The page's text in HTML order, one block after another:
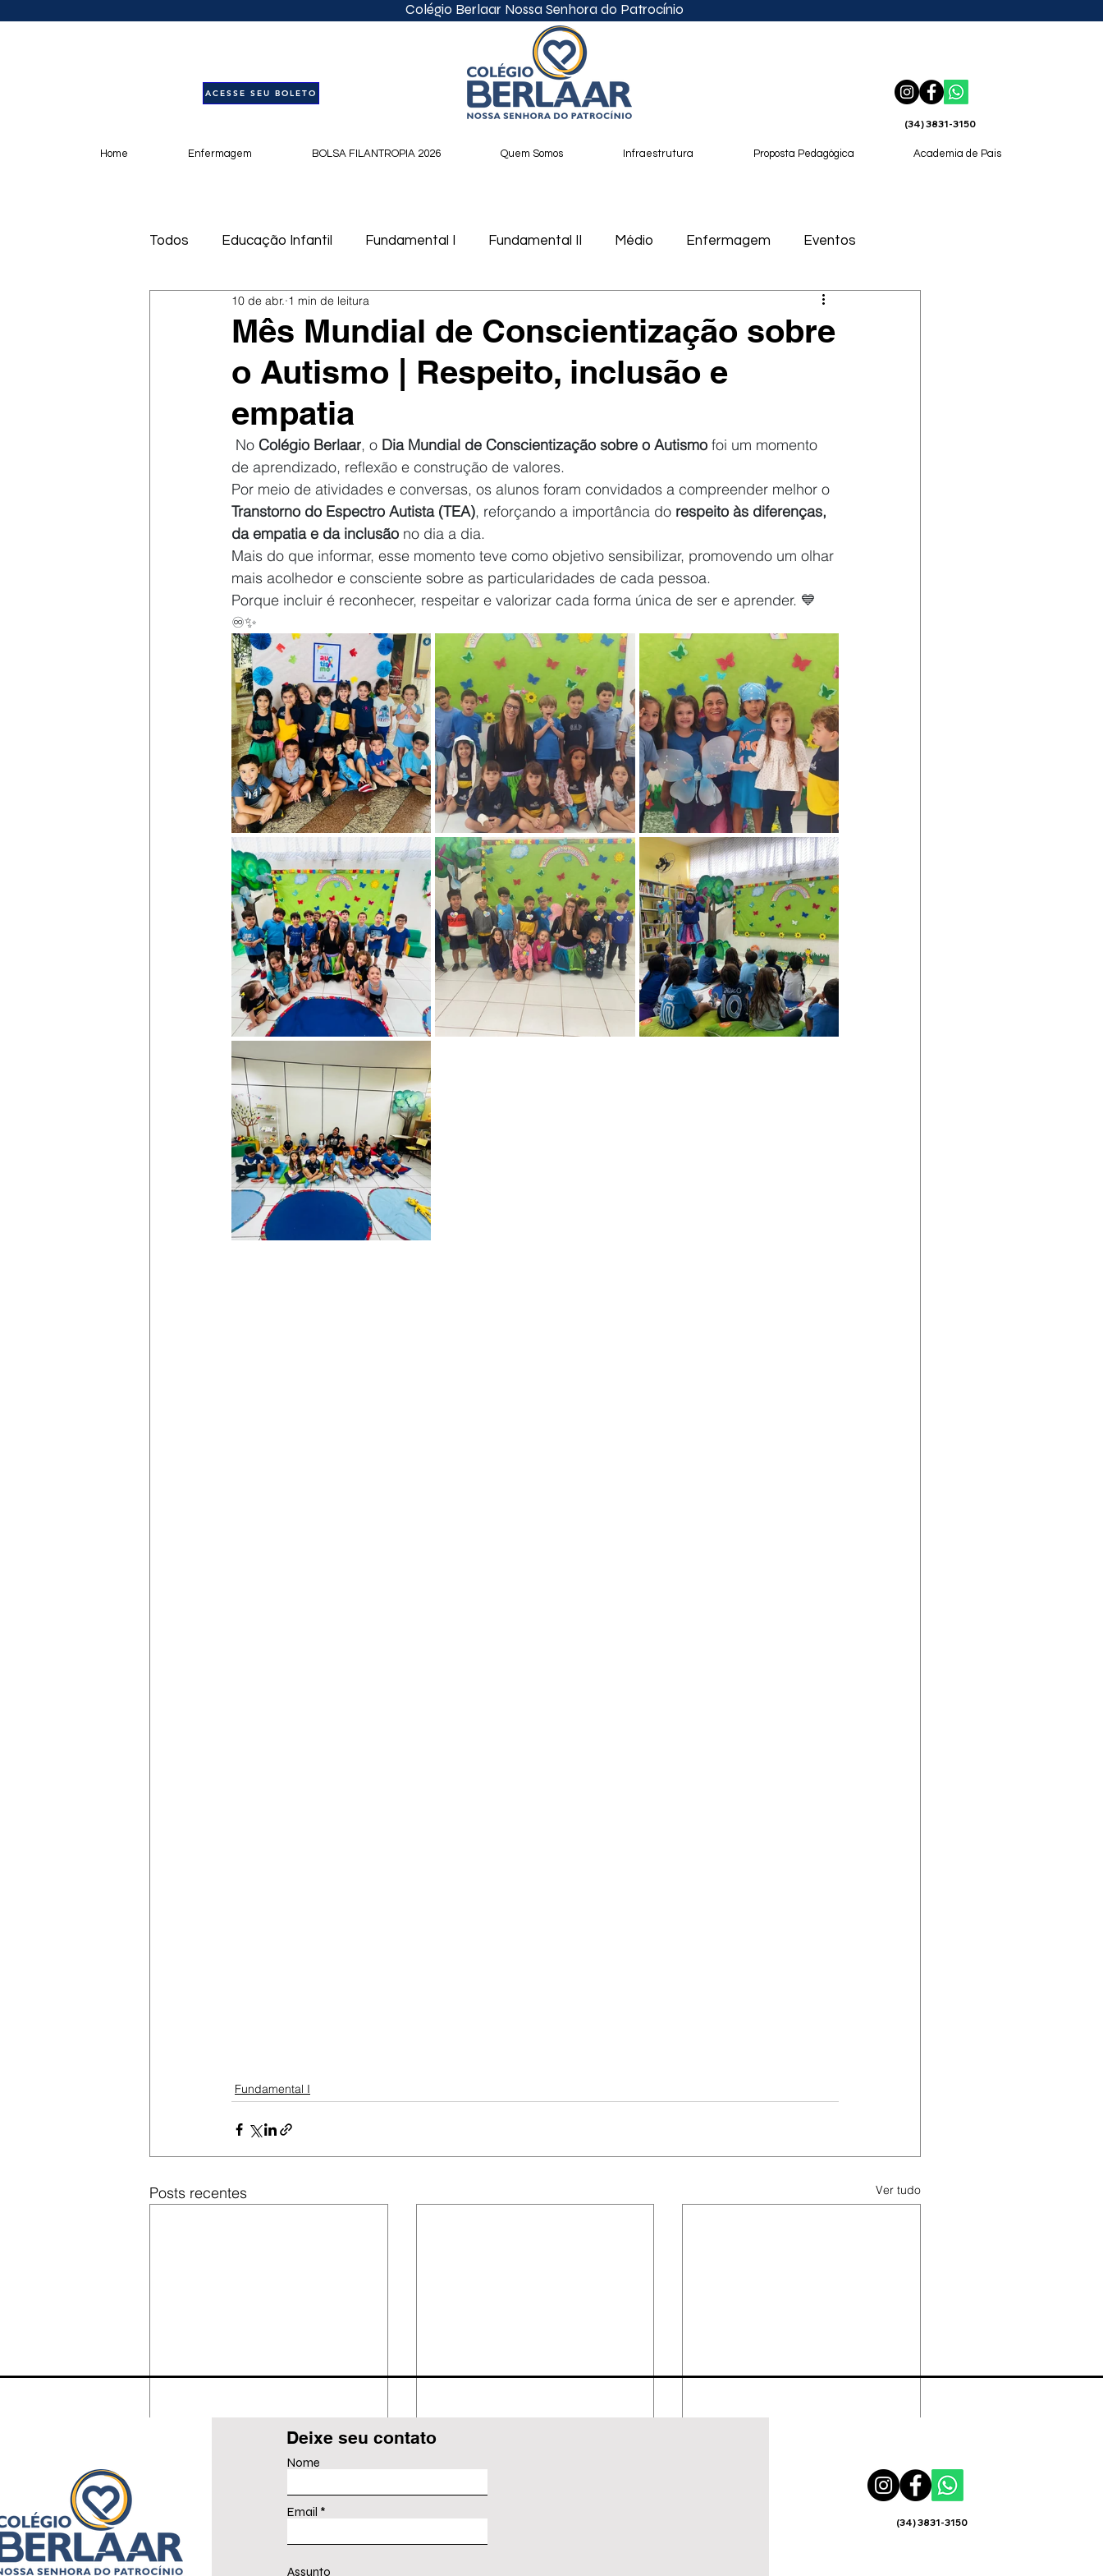
Colégio Berlaar Nossa Senhora do Patrocínio
ACESSE SEU BOLETO
(34) 3831-3150
Home Enfermagem BOLSA FILANTROPIA 2026 Quem Somos Infraestrutura Proposta Pedagógica Academia de Pais
Todos Educação Infantil Fundamental I Fundamental II Médio Enfermagem Eventos
Notícias Podcast
Mês Mundial de Conscientização sobre
o Autismo | Respeito, inclusão e
empatia
10 de abr. 1 min de leitura
No Colégio Berlaar, o Dia Mundial de Conscientização sobre o Autismo foi um momento
de aprendizado, reflexão e construção de valores.
Por meio de atividades e conversas, os alunos foram convidados a compreender melhor o
Transtorno do Espectro Autista (TEA), reforçando a importância do respeito às diferenças,
da empatia e da inclusão no dia a dia.
Mais do que informar, esse momento teve como objetivo sensibilizar, promovendo um olhar
mais acolhedor e consciente sobre as particularidades de cada pessoa.
Porque incluir é reconhecer, respeitar e valorizar cada forma única de ser e aprender. 💙
♾️✨
Fundamental I
Posts recentes Ver tudo
Deixe seu contato
Nome
Email
Assunto
(34) 3831-3150